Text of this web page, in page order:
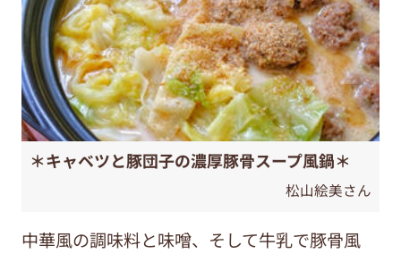
＊キャベツと豚団子の濃厚豚骨スープ風鍋＊
松山絵美さん
中華風の調味料と味噌、そして牛乳で豚骨風